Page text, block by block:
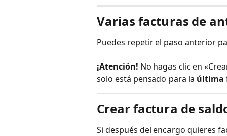
Varias facturas de
Puedes repetir el paso anterior
¡Atención! No hagas clic en
solo está pensado para la última
Crear factura de
Si después del encargo quieres